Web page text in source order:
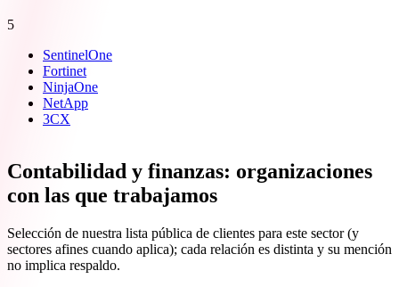
5
SentinelOne
Fortinet
NinjaOne
NetApp
3CX
Contabilidad y finanzas: organizaciones
con las que trabajamos
Selección de nuestra lista pública de clientes para este sector (y
sectores afines cuando aplica); cada relación es distinta y su mención
no implica respaldo.